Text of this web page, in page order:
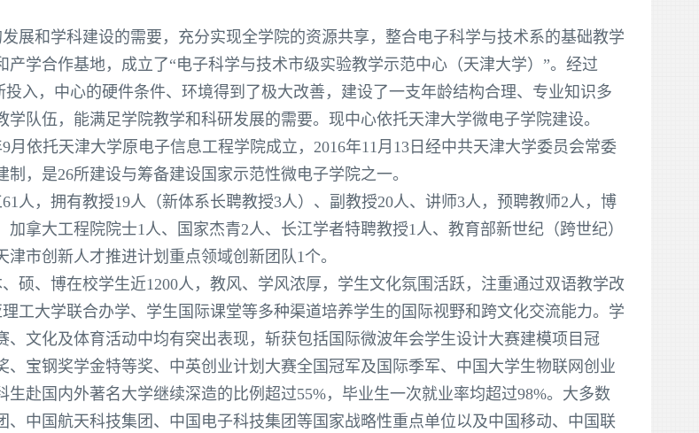
展和学科建设的需要，充分实现全学院的资源共享，整合电子科学与技术系的基础教学
产学合作基地，成立了“电子科学与技术市级实验教学示范中心（天津大学）”。经过
投入，中心的硬件条件、环境得到了极大改善，建设了一支年龄结构合理、专业知识多
学队伍，能满足学院教学和科研发展的需要。现中心依托天津大学微电子学院建设。
月依托天津大学原电子信息工程学院成立，2016年11月13日经中共天津大学委员会常委
，是26所建设与筹备建设国家示范性微电子学院之一。
人，拥有教授19人（新体系长聘教授3人）、副教授20人、讲师3人，预聘教师2人，博
加拿大工程院院士1人、国家杰青2人、长江学者特聘教授1人、教育部新世纪（跨世纪）
市创新人才推进计划重点领域创新团队1个。
硕、博在校学生近1200人，教风、学风浓厚，学生文化氛围活跃，注重通过双语教学改
工大学联合办学、学生国际课堂等多种渠道培养学生的国际视野和跨文化交流能力。学
、文化及体育活动中均有突出表现，斩获包括国际微波年会学生设计大赛建模项目冠
、宝钢奖学金特等奖、中英创业计划大赛全国冠军及国际季军、中国大学生物联网创业
生赴国内外著名大学继续深造的比例超过55%，毕业生一次就业率均超过98%。大多数
、中国航天科技集团、中国电子科技集团等国家战略性重点单位以及中国移动、中国联